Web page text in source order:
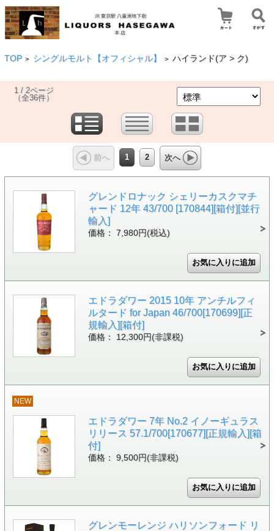
TOP > シングルモルト【オフィシャル】 > ハイランド(ア > ク)
1 / 2ページ
（全36件）
前へ 1 2 次へ
グレンドロナック シェリーカスクマチ
ャード 12年 43/700 [170844][箱付][並行
輸入]
価格： 7,980円(税込)
エドラダワー 2015 10年 アンチルフィ
ルタード for Japan 46/700[170699][正
規輸入][箱付]
価格： 12,300円(非課税)
NEW
エドラダワー 7年 No.2 イノーギュラス
リリース 57.1/700[170677][正規輸入][箱
付]
価格： 9,500円(非課税)
グレンモーレンジ ハリソンフォード リ